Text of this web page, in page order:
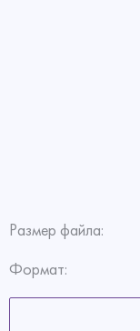
Размер файла:
Формат: